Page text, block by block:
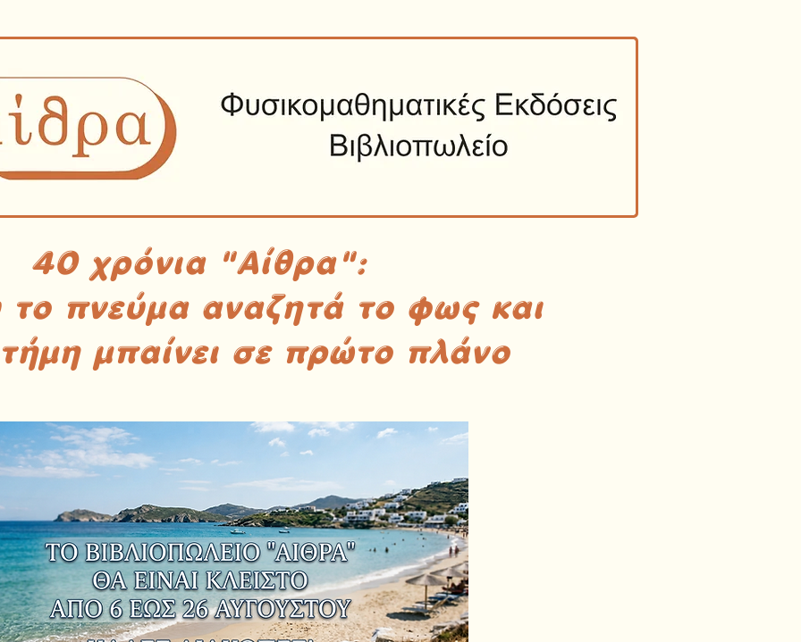
40 χρόνια "Αίθρα":
το πνεύμα αναζητά το φως και
μπαίνει σε πρώτο πλάνο